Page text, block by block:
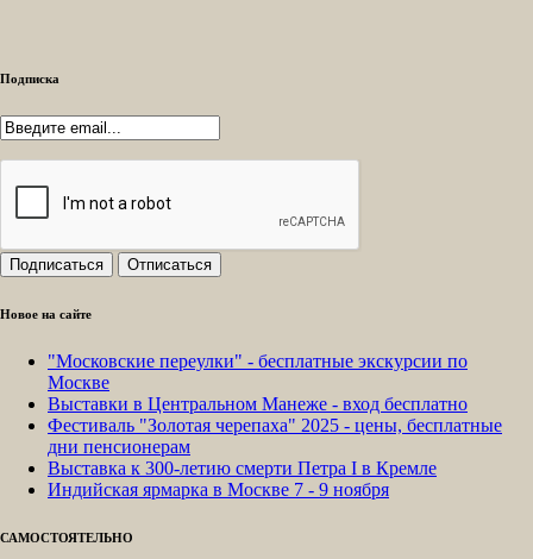
Подписка
Новое на сайте
"Московские переулки" - бесплатные экскурсии по
Москве
Выставки в Центральном Манеже - вход бесплатно
Фестиваль "Золотая черепаха" 2025 - цены, бесплатные
дни пенсионерам
Выставка к 300-летию смерти Петра I в Кремле
Индийская ярмарка в Москве 7 - 9 ноября
САМОСТОЯТЕЛЬНО